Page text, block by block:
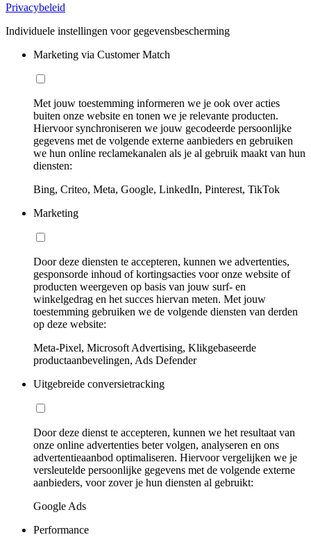
Privacybeleid
Individuele instellingen voor gegevensbescherming
Marketing via Customer Match
Met jouw toestemming informeren we je ook over acties
buiten onze website en tonen we je relevante producten.
Hiervoor synchroniseren we jouw gecodeerde persoonlijke
gegevens met de volgende externe aanbieders en gebruiken
we hun online reclamekanalen als je al gebruik maakt van hun
diensten:
Bing, Criteo, Meta, Google, LinkedIn, Pinterest, TikTok
Marketing
Door deze diensten te accepteren, kunnen we advertenties,
gesponsorde inhoud of kortingsacties voor onze website of
producten weergeven op basis van jouw surf- en
winkelgedrag en het succes hiervan meten. Met jouw
toestemming gebruiken we de volgende diensten van derden
op deze website:
Meta-Pixel, Microsoft Advertising, Klikgebaseerde
productaanbevelingen, Ads Defender
Uitgebreide conversietracking
Door deze dienst te accepteren, kunnen we het resultaat van
onze online advertenties beter volgen, analyseren en ons
advertentieaanbod optimaliseren. Hiervoor vergelijken we je
versleutelde persoonlijke gegevens met de volgende externe
aanbieders, voor zover je hun diensten al gebruikt:
Google Ads
Performance